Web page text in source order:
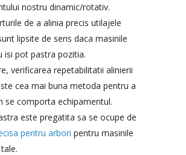
nostru dinamic/rotativ.
de a alinia precis utilajele
lipsite de sens daca masinile
isi pot pastra pozitia.
verificarea repetabilitatii alinierii
cea mai buna metoda pentru a
se comporta echipamentul.
este pregatita sa se ocupe de
pentru arbori pentru masinile